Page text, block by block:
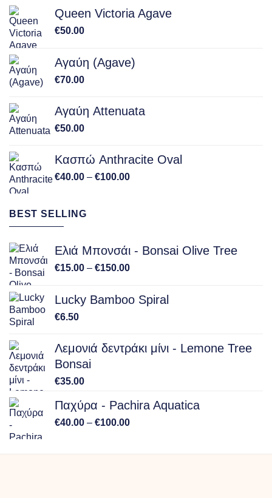
Queen Victoria Agave
€50.00
Αγαύη (Agave)
€70.00
Αγαύη Attenuata
€50.00
Κασπώ Anthracite Oval
€40.00 – €100.00Price
BEST SELLING
Ελιά Μπονσάι - Bonsai Olive Tree
€15.00 – €150.00Price
€15.00
through
Lucky Bamboo Spiral
€6.50
Λεμονιά δεντράκι μίνι - Lemone Tree
Bonsai
€35.00
Παχύρα - Pachira Aquatica
€40.00 – €100.00Price